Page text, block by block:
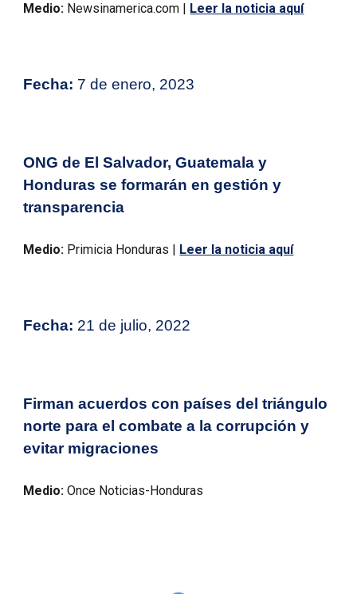
Medio: Newsinamerica.com | Leer la noticia aquí
Fecha: 7 de enero, 2023
ONG de El Salvador, Guatemala y
Honduras se formarán en gestión y
transparencia
Medio: Primicia Honduras | Leer la noticia aquí
Fecha: 21 de julio, 2022
Firman acuerdos con países del triángulo
norte para el combate a la corrupción y
evitar migraciones
Medio:Once Noticias-Honduras